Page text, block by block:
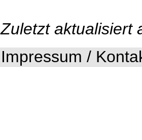
Zuletzt aktualisiert
Impressum /